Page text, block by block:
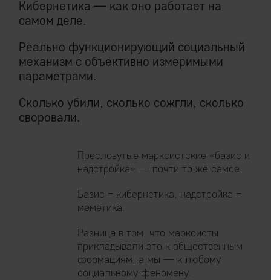
Кибернетика — как оно работает на
самом деле.
Реально функционирующий социальный
механизм с объективно измеримыми
параметрами.
Сколько убили, сколько сожгли, сколько
своровали.
Пресловутые марксистские «базис и
надстройка» — почти то же самое.
Базис = кибернетика, надстройка =
меметика.
Разница в том, что марксисты
прикладывали это к общественным
формациям, а мы — к любому
социальному феномену.